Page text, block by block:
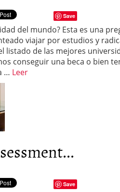
Save
del mundo? Esta es una
viajar por estudios y
listado de las mejores
conseguir una beca o bien
… Leer
Save